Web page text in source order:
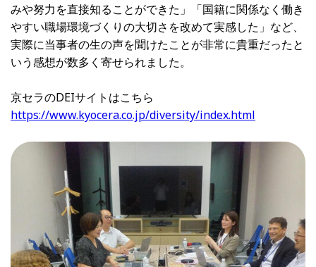
みや努力を直接知ることができた」「国籍に関係なく働き
やすい職場環境づくりの大切さを改めて実感した」など、
実際に当事者の生の声を聞けたことが非常に貴重だったと
いう感想が数多く寄せられました。
京セラのDEIサイトはこちら
https://www.kyocera.co.jp/diversity/index.html